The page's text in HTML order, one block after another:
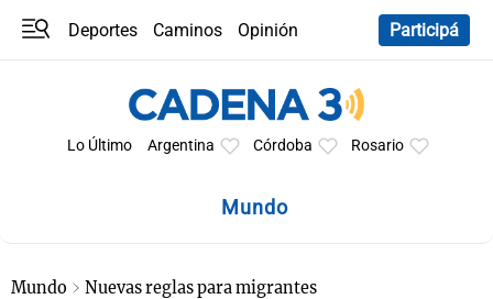
Deportes Caminos
Opinión
Participá
Lo Último Argentina Córdoba Rosario
Mundo
Mundo Nuevas reglas para migrantes